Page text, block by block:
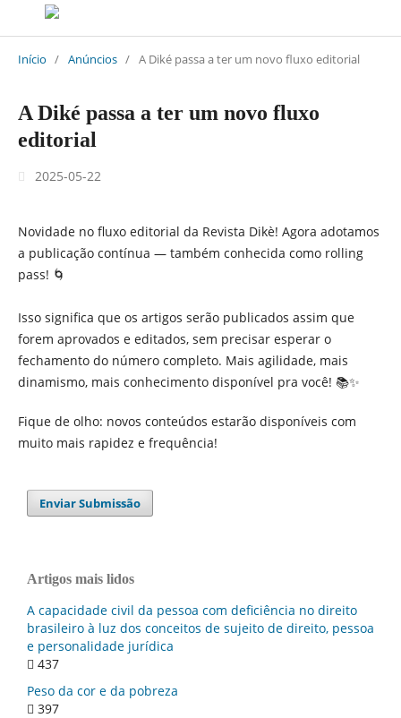
Início / Anúncios / A Diké passa a ter um novo fluxo editorial
A Diké passa a ter um novo fluxo
editorial
2025-05-22
Novidade no fluxo editorial da Revista Dikè! Agora adotamos
a publicação contínua — também conhecida como rolling
pass! 🌀
Isso significa que os artigos serão publicados assim que
forem aprovados e editados, sem precisar esperar o
fechamento do número completo. Mais agilidade, mais
dinamismo, mais conhecimento disponível pra você! 📚✨
Fique de olho: novos conteúdos estarão disponíveis com
muito mais rapidez e frequência!
Enviar Submissão
Artigos mais lidos
A capacidade civil da pessoa com deficiência no direito
brasileiro à luz dos conceitos de sujeito de direito, pessoa
e personalidade jurídica
437
Peso da cor e da pobreza
397